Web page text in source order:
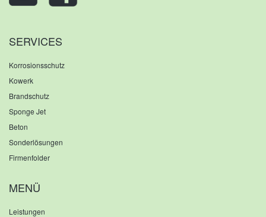
SERVICES
Korrosionsschutz
Kowerk
Brandschutz
Sponge Jet
Beton
Sonderlösungen
Firmenfolder
MENÜ
Leistungen